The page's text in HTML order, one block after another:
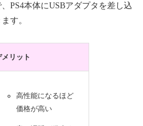
PS4本体にUSBアダプタを差し込
す。
メリット
高性能になるほど
価格が高い